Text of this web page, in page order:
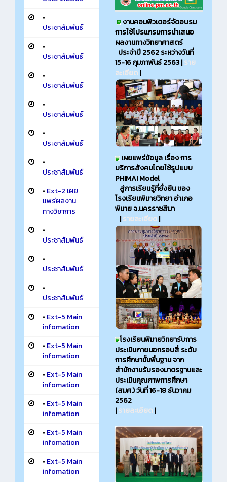
•
ประชาสัมพันธ์
•
ประชาสัมพันธ์
•
ประชาสัมพันธ์
•
ประชาสัมพันธ์
•
ประชาสัมพันธ์
•
ประชาสัมพันธ์
• Ext-2 เผย
แพร่ผลงาน
ทางวิชาการ
•
ประชาสัมพันธ์
•
ประชาสัมพันธ์
•
ประชาสัมพันธ์
• Ext-5 Main
infomation
• Ext-5 Main
infomation
• Ext-5 Main
infomation
• Ext-5 Main
infomation
• Ext-5 Main
infomation
• Ext-5 Main
infomation
งานคอมพิวเตอร์จัดอบรม
การใช้โปรแกรมการนำเสนอ
ผลงานทางวิทยาศาสตร์
ประจำปี 2562 ระหว่างวันที่
15-16 กุมภาพันธ์ 2563 |ราย
ละเอียด|
เผยแพร่ข้อมูล เรื่อง การ
บริการสังคมโดยใช้รูปแบบ
PHIMAI Model
สู่การเรียนรู้ที่ยั่งยืน ของ
โรงเรียนพิมายวิทยา อำเภอ
พิมาย จ.นครราชสีมา
|รายละเอียด|
โรงเรียนพิมายวิทยารับการ
ประเมินภายนอกรอบสี่ ระดับ
การศึกษาขั้นพื้นฐาน จาก
สำนักงานรับรองมาตรฐานและ
ประเมินคุณภาพการศึกษา
(สมศ.) วันที่ 16-18 ธันวาคม
2562
|รายละเอียด|